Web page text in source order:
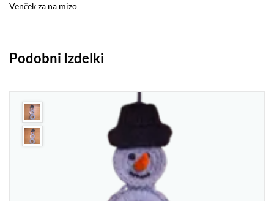
Venček za na mizo
Podobni Izdelki